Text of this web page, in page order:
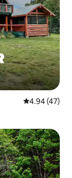
平均评分
4.94 (47)